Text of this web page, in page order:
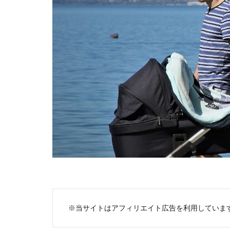
※当サイトはアフィリエイト広告を利用していま